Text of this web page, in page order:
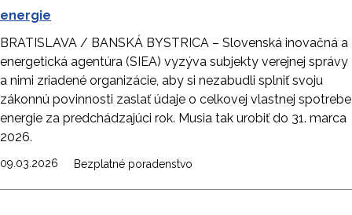
energie
BRATISLAVA / BANSKÁ BYSTRICA – Slovenská inovačná a
energetická agentúra (SIEA) vyzýva subjekty verejnej správy
a nimi zriadené organizácie, aby si nezabudli splniť svoju
zákonnú povinnosti zaslať údaje o celkovej vlastnej spotrebe
energie za predchádzajúci rok. Musia tak urobiť do 31. marca
2026.
09.03.2026 Bezplatné poradenstvo